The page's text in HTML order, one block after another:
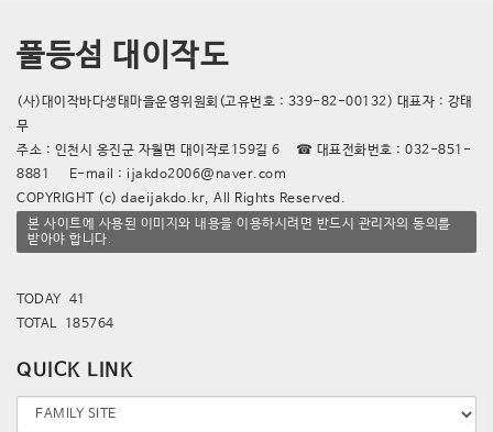
풀등섬 대이작도
(사)대이작바다생태마을운영위원회(고유번호 : 339-82-00132) 대표자 : 강태
무
주소 : 인천시 옹진군 자월면 대이작로159길 6 ☎ 대표전화번호 : 032-851-
8881 E-mail : ijakdo2006@naver.com
COPYRIGHT (c) daeijakdo.kr, All Rights Reserved.
본 사이트에 사용된 이미지와 내용을 이용하시려면 반드시 관리자의 동의를
받아야 합니다.
TODAY 41
TOTAL 185764
QUICK LINK